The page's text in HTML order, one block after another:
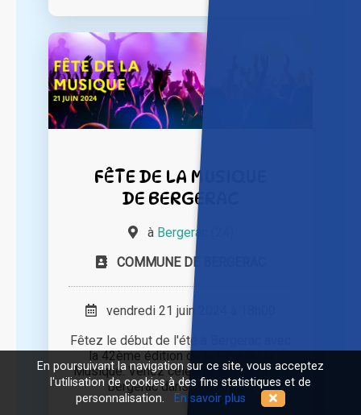
FÊTE DE LA MUSIQUE
DE BERGERAC
à Bergerac (24)
COMMUNE DE BERGERAC
vendredi 21 juin 2024 à 18h00
Fêtez le début de l'été à Bergerac avec
la 42ème édition de la Fête de la
Musique. Venez célébrer la musique à
Bergerac dans le cadre [...]
En poursuivant la navigation sur ce site, vous acceptez
l'utilisation de cookies à des fins statistiques et de
personnalisation.
En savoir plus